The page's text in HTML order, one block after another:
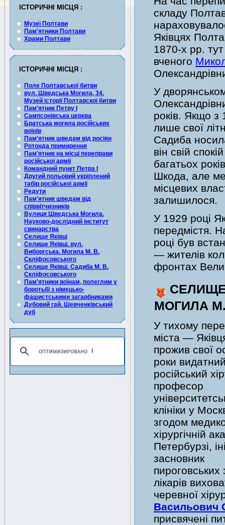
ІСТОРИЧНІ МІСЦЯ :
Музеї Полтави
Пам'ятники Полтави
Храми Полтави
ІСТОРИЧНІ МІСЦЯ :
Поле Полтавської битви
вул. Шведська Могила, 34.
Музей історії Полтавскої битви
Пам'ятник Петру I
Сампсонівська церква
Братська могила російських
воїнів
Пам'ятник шведам від росіян
Ротонда примирення
Пам'ятник на місці переправи
російської армії
Командний пункт Петра I
Другий польовий укріплений
табір російської армії
Редути
Пам'ятник шведам від
співвітчизників
Вулиця Шведська Могила.
Науково-дослідний інститут
свинарства
Селище Яківці
Селище Яківці. вул.
Виборгська. Могила М. В.
Скліфосовського
Селище Яківці. Садиба М. В.
Скліфосовського
Пам'ятники воїнам, полеглим у
боротьбі з німецько-
фашистськими загарбниками
Дубовий гай. Шевченківський
дуб
складу
Яківцях
1870-х рр.
вченого
У
років. Якщо з
лише свої
Садиба
він свій
багатьох
Шкода, але
місцевих
залишилося.
У 1929 році
передмістя.
році був
— жителів
фронтах
СЕЛИЩЕ
МОГИЛА
У тихому
міста —
прожив свої
роки
російський
професор
клініки у
згодом
хірургічній
Петербурзі,
засновник
пироговських
лікарів
черевної
Васильович
присвячені